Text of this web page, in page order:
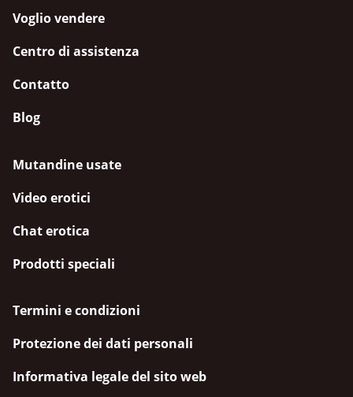
Voglio vendere
Centro di assistenza
Contatto
Blog
Mutandine usate
Video erotici
Chat erotica
Prodotti speciali
Termini e condizioni
Protezione dei dati personali
Informativa legale del sito web